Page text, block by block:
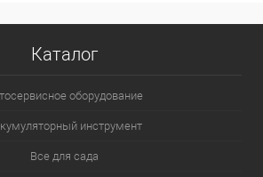
Каталог
оборудование
инструмент
Все для сада